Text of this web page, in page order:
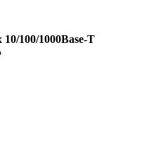
10/100/1000Base-T